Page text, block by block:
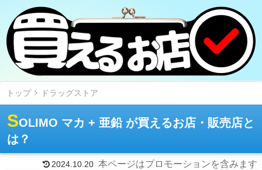
トップ ドラッグストア
SOLIMO マカ + 亜鉛 が買えるお店・販売店と
は？
2024.10.20 本ページはプロモーションを含みます